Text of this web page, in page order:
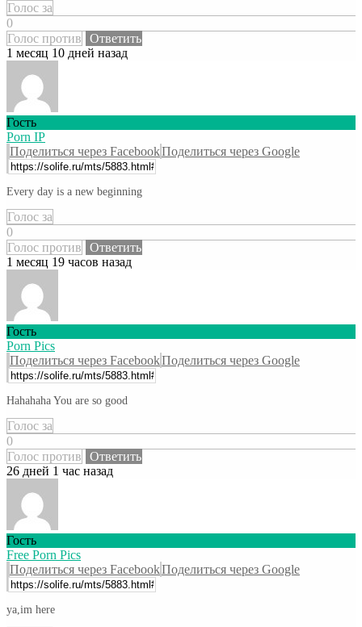
Голос за
0
Голос против
Ответить
1 месяц 10 дней назад
Гость
Porn IP
Поделиться через FacebookПоделиться через Google
Every day is a new beginning
Голос за
0
Голос против
Ответить
1 месяц 19 часов назад
Гость
Porn Pics
Поделиться через FacebookПоделиться через Google
Hahahaha You are so good
Голос за
0
Голос против
Ответить
26 дней 1 час назад
Гость
Free Porn Pics
Поделиться через FacebookПоделиться через Google
ya,im here